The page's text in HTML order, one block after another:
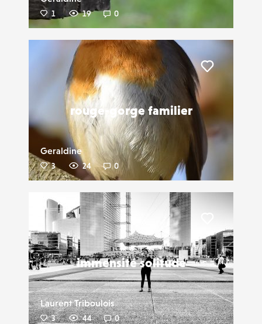
1 19 0
rouge-gorge familier
Geraldine
3 24 0
immensité solitude
Laurent Triboulois
3 44 0